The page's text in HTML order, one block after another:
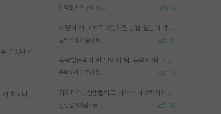
입학도 안한 신입생이 원래 관심을 받나요 9
서당개 개 ㅅㄲ도 3년이면 풍월 읊는데 박사 5년 이상 대리고 있으면서 물된건 교수 탓 맞는ㄱ게 거기가 서당이 아니란 소리임
물박사의 기준이 뭐임? 11
능력없는박사 란 말이지 뭐. 능력이 뭐고 능력이 있다는게 뭔지는 사람마다 기준이 다르니까 얘기해봐야 서로 자기 기준만 얘기해서 논쟁이 끝이 안나고. 주위에서 능력있고 야심있는 신입생이 교수가 유의미한 피드백을 아예 안주면서 제대로된 과제에 참여해볼 기회도 제공하지 않고 잡일 뺑뺑이만 돌려서 맨날 단순작업만 하면서 밤새다가 눈빛이 점점 죽어가는걸 본 사람은 물박사는 교수탓이라고 하고, 교수는 이것저것 알려도 주고 기회도 주고 사수 동기 붙여주면서 어떻게든 끌고가려고 하는데 본인이 매일 뺀질거리면서 출근 하는둥마는둥 하다가 기껏 와서도 폰이나 쳐다보다가 실험 망치고 저녁약속있어서 먼저 가볼게요~ 하는걸 본 사람은 물박사는 본인탓이라고 함.
물박사의 기준이 뭐임? 13
가지마라. 신생랩이고 내가 석사 3학기차인데 최고참인데 나도 아무것도 모르는데 교수가 후배들 왜 논문 교육 안시키냐. 논문 왜 안 써오냐 닦달한다
신생랩가지말라는 이유가 있었구나 12
알겠다고
서 하시나